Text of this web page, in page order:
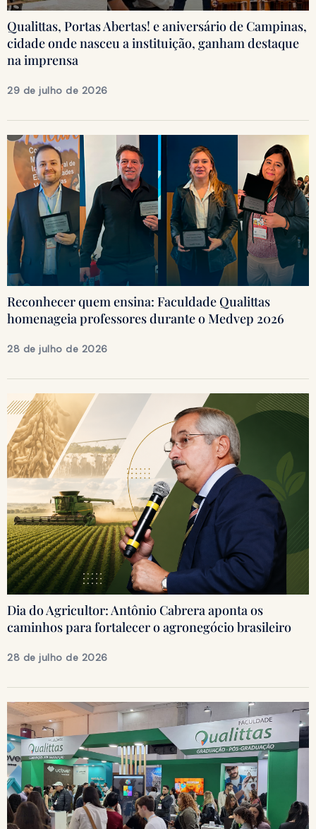
Qualittas, Portas Abertas! e aniversário de Campinas,
cidade onde nasceu a instituição, ganham destaque
na imprensa
29 de julho de 2026
Reconhecer quem ensina: Faculdade Qualittas
homenageia professores durante o Medvep 2026
28 de julho de 2026
Dia do Agricultor: Antônio Cabrera aponta os
caminhos para fortalecer o agronegócio brasileiro
28 de julho de 2026